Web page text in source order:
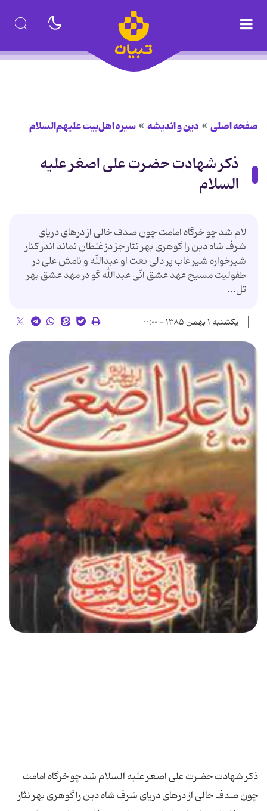
صفحه اصلی دین و اندیشه سیره اهل‌بیت علیهم‌السلام
ذكر شهادت حضرت على اصغر علیه
السلام
لام شد چو خرگاه امامت چون صدف‏ خالى از درهاى دریاى
شرف‏ شاه دین را گوهرى بهر نثار جز درّ غلطان نماند اندر كنار
شیرخواره شیر غاب پر دلى نعت او عبدالله و نامش على در
طفولیت مسیح عهد عشق‏ انّى عبدالله گو در مهد عشق‏ بهر
تل...
یکشنبه ۱ بهمن ۱۳۸۵ - ۰۰:۰۰
ذكر شهادت حضرت على اصغر علیه السلام شد چو خرگاه امامت
چون صدف‏ خالى از درهاى دریاى شرف‏ شاه دین را گوهرى بهر نثار